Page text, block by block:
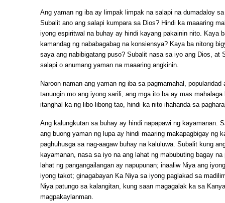
Ang yaman ng iba ay limpak limpak na salapi na dumadaloy
Subalit ano ang salapi kumpara sa Dios? Hindi ka maaaring
iyong espiritwal na buhay ay hindi kayang pakainin nito. Kaya
kamandag ng nababagabag na konsiensya? Kaya ba nitong
saya ang nabibigatang puso? Subalit nasa sa iyo ang Dios, at
salapi o anumang yaman na maaaring angkinin.
Naroon naman ang yaman ng iba sa pagmamahal,
tanungin mo ang iyong sarili, ang mga ito ba ay mas
itanghal ka ng libo-libong tao, hindi ka nito ihahanda sa
Ang kalungkutan sa buhay ay hindi napapawi ng kayamanan.
ang buong yaman ng lupa ay hindi maaring makapagbigay ng
paghuhusga sa nag-aagaw buhay na kaluluwa. Subalit kung
kayamanan, nasa sa iyo na ang lahat ng mabubuting bagay
lahat ng pangangailangan ay napupunan; inaaliw Niya ang
iyong takot; ginagabayan Ka Niya sa iyong paglakad sa
Niya patungo sa kalangitan, kung saan magagalak ka sa
magpakaylanman.